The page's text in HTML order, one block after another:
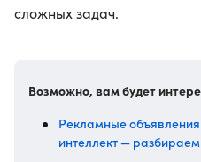
сложных задач.
Возможно, вам будет
Рекламные объявления
интеллект —